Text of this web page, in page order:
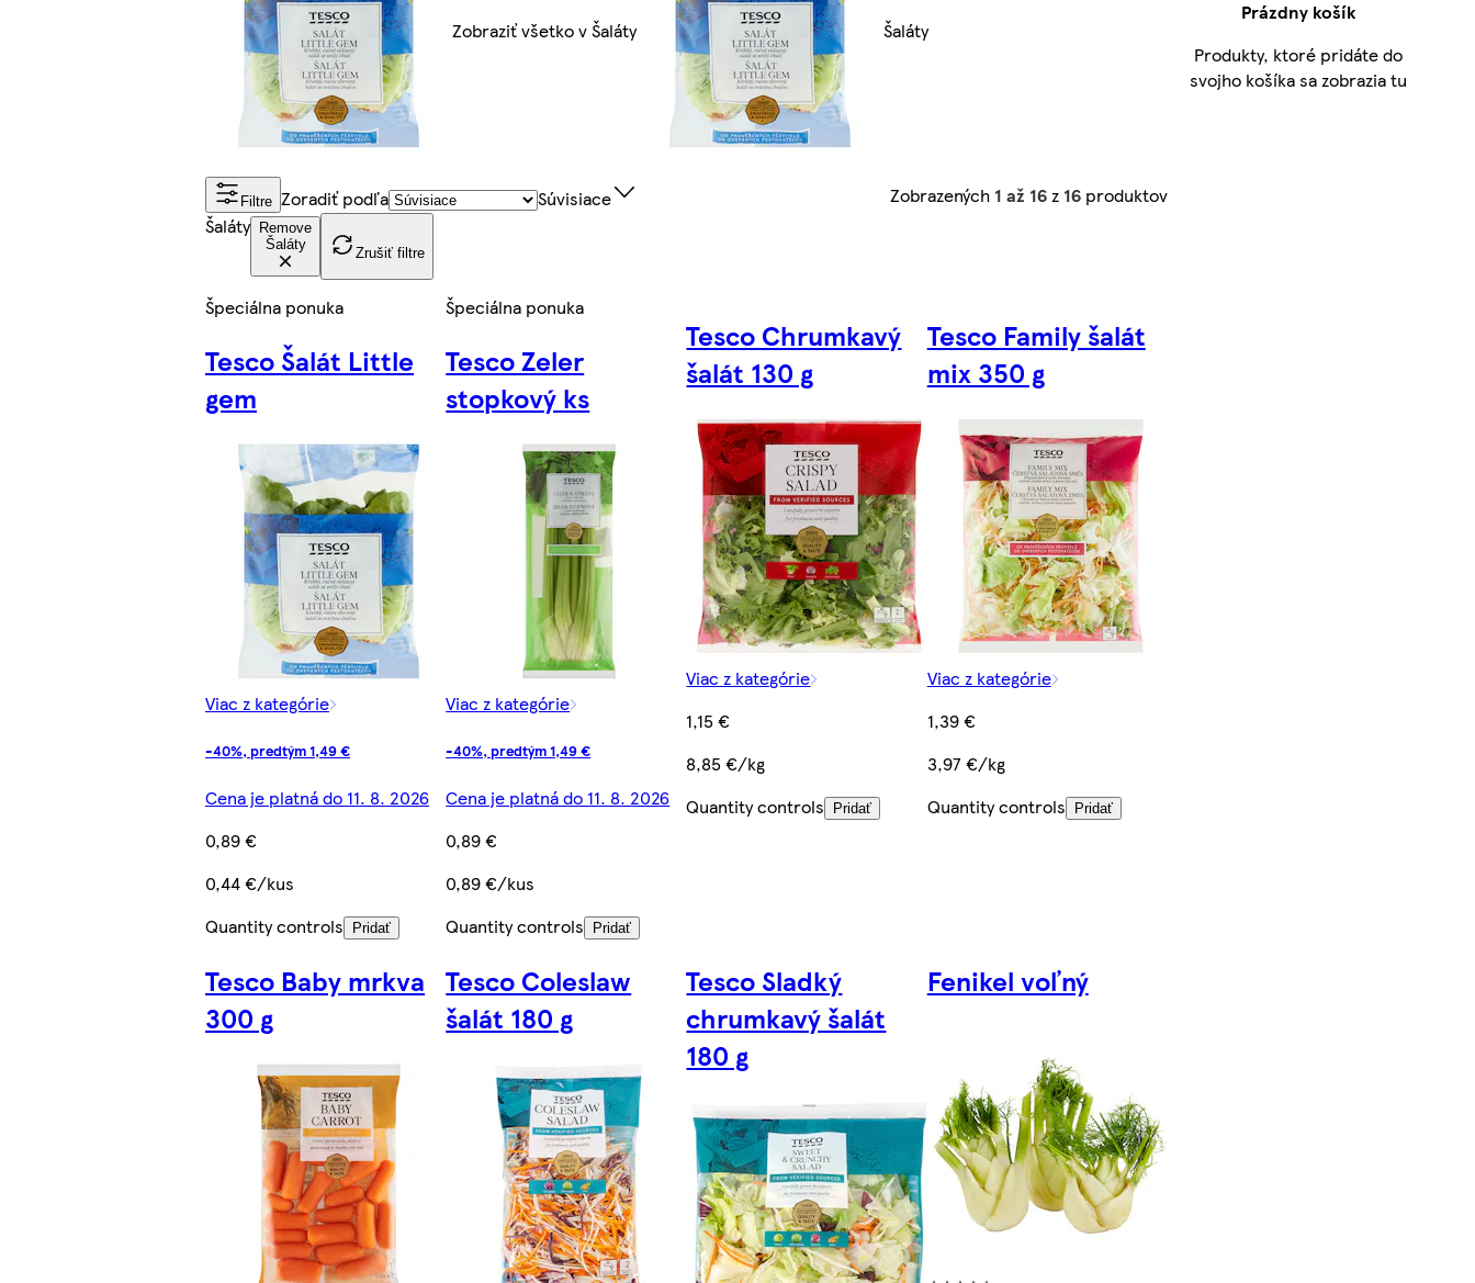
Zobraziť všetko v Šaláty Šaláty
Filtre Zoradiť podľa Súvisiace Zobrazených 1 až 16z 16 produktov
Šaláty
Remove
Šaláty
Zrušiť filtre
Špeciálna ponuka
Tesco Šalát Little
gem
Viac z kategórie
-40%, predtým 1,49 €
Cena je platná do 11. 8. 2026
0,89 €
0,44 €/kus
Quantity controls
Pridať
Špeciálna ponuka
Tesco Zeler
stopkový ks
Viac z kategórie
-40%, predtým 1,49 €
Cena je platná do 11. 8. 2026
0,89 €
0,89 €/kus
Quantity controls
Pridať
Tesco Chrumkavý
šalát 130 g
Viac z kategórie
1,15 €
8,85 €/kg
Quantity controls
Pridať
Tesco Family šalát
mix 350 g
Viac z kategórie
1,39 €
3,97 €/kg
Quantity controls
Pridať
Tesco Baby mrkva
300 g
Tesco Coleslaw
šalát 180 g
Tesco Sladký
chrumkavý šalát
180 g
Fenikel voľný
Prázdny košík
Produkty, ktoré pridáte do
svojho košíka sa zobrazia tu